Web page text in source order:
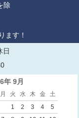
除
ます！
日
年 9月
月 火 水 木 金
土
1
2 3 4
5